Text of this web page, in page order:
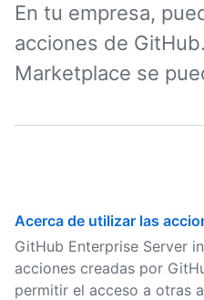
En tu empresa,
acciones de
Marketplace se
Acerca de utilizar las
GitHub Enterprise Server
acciones creadas por
permitir el acceso a otras